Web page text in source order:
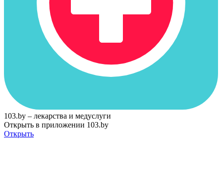
103.by – лекарства и медуслуги
Открыть в приложении 103.by
Открыть